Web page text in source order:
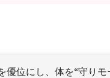
優位にし、体を“守りモ